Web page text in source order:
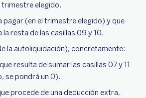
trimestre elegido.
pagar (en el trimestre elegido) y que
resta de las casillas 09 y 10.
la autoliquidación), concretamente:
resulta de sumar las casillas 07 y 11
se pondrá un 0).
procede de una deducción extra,